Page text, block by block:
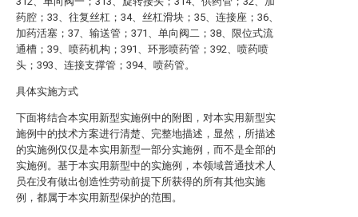
药腔；33、往复丝杠；34、丝杠滑块；35、连接座；36、
加药活塞；37、输送管；371、单向阀二；38、限位式流
通槽；39、喷药机构；391、环形喷药管；392、喷药喷
头；393、连接支撑管；394、喷药管。
具体实施方式
下面将结合本实用新型实施例中的附图，对本实用新型实
施例中的技术方案进行清楚、完整地描述，显然，所描述
的实施例仅仅是本实用新型一部分实施例，而不是全部的
实施例。基于本实用新型中的实施例，本领域普通技术人
员在没有做出创造性劳动前提下所获得的所有其他实施
例，都属于本实用新型保护的范围。